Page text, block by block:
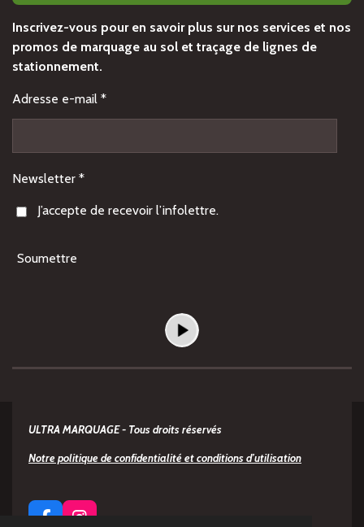
Inscrivez-vous pour en savoir plus sur nos services et nos
promos de marquage au sol et traçage de lignes de
stationnement.
Adresse e-mail *
Newsletter *
J’accepte de recevoir l’infolettre.
Soumettre
ULTRA MARQUAGE - Tous droits réservés
Notre politique de confidentialité et conditions d’utilisation